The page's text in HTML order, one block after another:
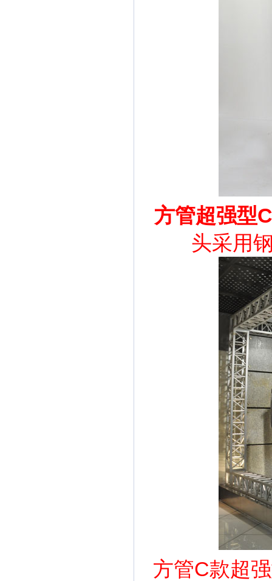
方管超强型
头采用
方管C款超